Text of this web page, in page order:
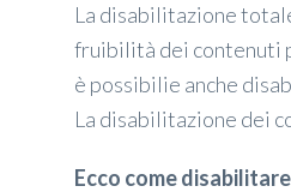
La disabilitazione
fruibilità dei contenuti
è possibilie anche
La disabilitazione dei
Ecco come